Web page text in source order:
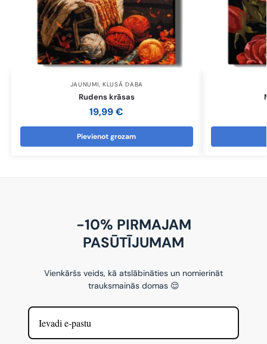
JAUNUMI, KLUSĀ DABA
Rudens krāsas
19,99€
Pievienot grozam
-10% PIRMAJAM
PASŪTĪJUMAM
Vienkāršs veids, kā atslābināties un nomierināt
trauksmainās domas 😌